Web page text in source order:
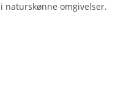
naturskønne omgivelser.